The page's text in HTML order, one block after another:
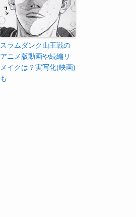
スラムダンク山王戦の
アニメ版動画や続編リ
メイクは？実写化(映画)
も